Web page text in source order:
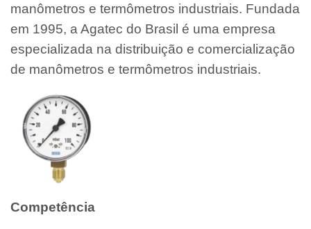
manômetros e termômetros industriais. Fundada
em 1995, a Agatec do Brasil é uma empresa
especializada na distribuição e comercialização
de manômetros e termômetros industriais.
Competência